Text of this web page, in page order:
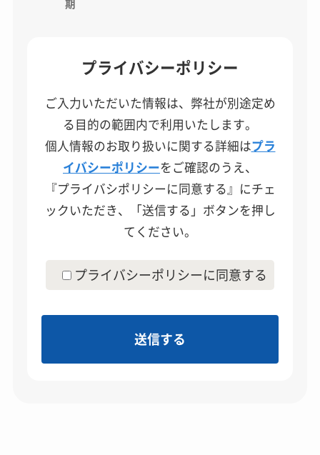
期
プライバシーポリシー
ご入力いただいた情報は、弊社が別途定め
る目的の範囲内で利用いたします。
個人情報のお取り扱いに関する詳細はプラ
イバシーポリシーをご確認のうえ、
『プライバシポリシーに同意する』にチェ
ックいただき、「送信する」ボタンを押し
てください。
プライバシーポリシーに同意する